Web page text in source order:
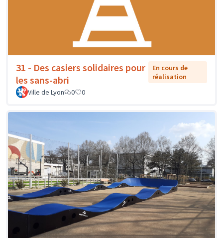
31 - Des casiers solidaires pour
les sans-abri
En cours de
réalisation
Ville de Lyon
0 0